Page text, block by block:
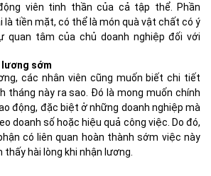
viên tinh thần của cả tập thể. Phần
là tiền mặt, có thể là món quà vật chất có ý
quan tâm của chủ doanh nghiệp đối với
sớm
các nhân viên cũng muốn biết chi tiết
tháng này ra sao. Đó là mong muốn chính
động, đặc biệt ở những doanh nghiệp mà
doanh số hoặc hiệu quả công việc. Do đó,
có liên quan hoàn thành sớm việc này
hài lòng khi nhận lương.